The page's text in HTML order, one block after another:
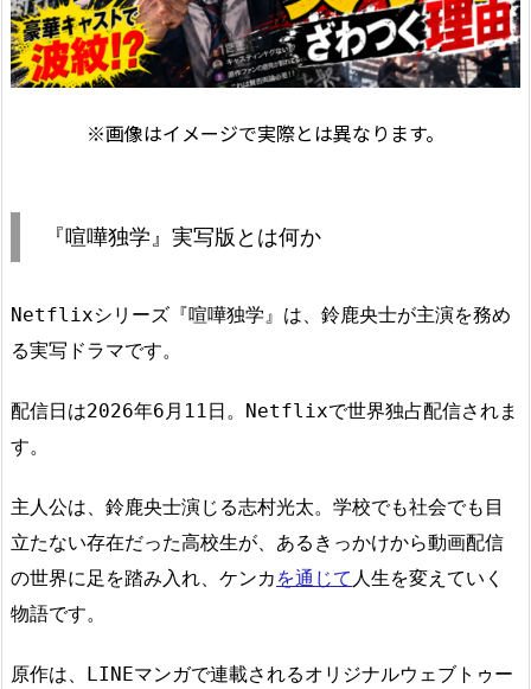
※画像はイメージで実際とは異なります。
『喧嘩独学』実写版とは何か
Netflixシリーズ『喧嘩独学』は、鈴鹿央士が主演を務め
る実写ドラマです。
配信日は2026年6月11日。Netflixで世界独占配信されま
す。
主人公は、鈴鹿央士演じる志村光太。学校でも社会でも目
立たない存在だった高校生が、あるきっかけから動画配信
の世界に足を踏み入れ、ケンカ を通じて 人生を変えていく
物語です。
原作は、LINEマンガで連載されるオリジナルウェブトゥー